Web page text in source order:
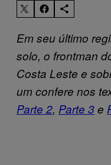
Em seu último
solo, o frontman
Costa Leste e
um confere nos
Parte 2, Parte 3e